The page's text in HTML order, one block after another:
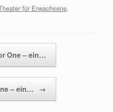
für Erwachsene.
One – ein…
– ein… →